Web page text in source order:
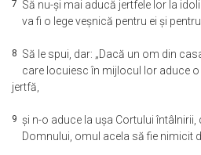
7 Să nu-şi mai aducă jertfele lor la
va fi o lege veşnică pentru ei şi
8 Să le spui, dar: „Dacă un om din
care locuiesc în mijlocul lor aduce
jertfă,
9 şi n-o aduce la uşa Cortului
Domnului, omul acela să fie nimicit